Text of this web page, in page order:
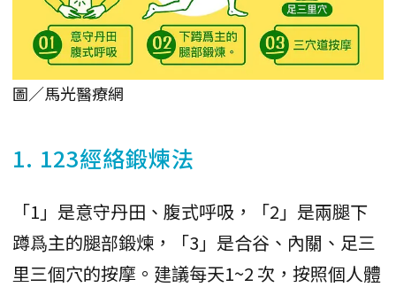
圖／馬光醫療網
1. 123經絡鍛煉法
「1」是意守丹田、腹式呼吸，「2」是兩腿下
蹲爲主的腿部鍛煉，「3」是合谷、內關、足三
里三個穴的按摩。建議每天1~2 次，按照個人體